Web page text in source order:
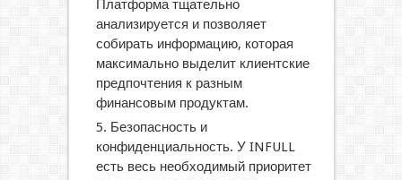
Платформа тщательно
анализируется и позволяет
собирать информацию, которая
максимально выделит клиентские
предпочтения к разным
финансовым продуктам.
Безопасность и
конфиденциальность. У INFULL
есть весь необходимый приоритет